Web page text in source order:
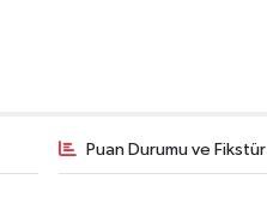
Puan Durumu ve Fikstür